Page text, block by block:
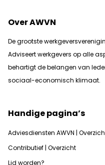
Over AWVN
De grootste
Adviseert werkgevers op alle
behartigt de belangen van
sociaal-economisch klimaat.
Handige pagina’s
Adviesdiensten AWVN |
Contributief | Overzicht
Lid worden?